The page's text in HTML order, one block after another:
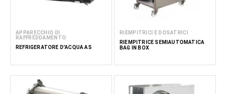
APPARECCHIO DI
RAFFREDDAMENTO
REFRIGERATORE D'ACQUA AS
RIEMPITRICI E DOSATRICI
RIEMPITRICE SEMIAUTOMATICA
BAG IN BOX